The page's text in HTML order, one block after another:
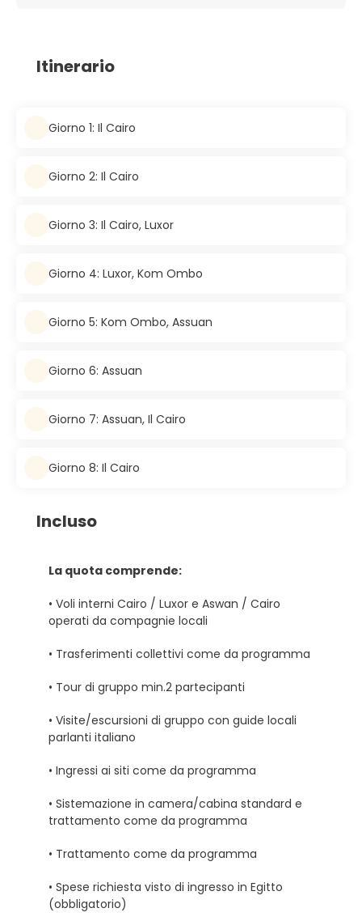
Itinerario
Giorno 1: Il Cairo
Giorno 2: Il Cairo
Giorno 3: Il Cairo, Luxor
Giorno 4: Luxor, Kom Ombo
Giorno 5: Kom Ombo, Assuan
Giorno 6: Assuan
Giorno 7: Assuan, Il Cairo
Giorno 8: Il Cairo
Incluso
La quota comprende:
• Voli interni Cairo / Luxor e Aswan / Cairo
operati da compagnie locali
• Trasferimenti collettivi come da programma
• Tour di gruppo min.2 partecipanti
• Visite/escursioni di gruppo con guide locali
parlanti italiano
• Ingressi ai siti come da programma
• Sistemazione in camera/cabina standard e
trattamento come da programma
• Trattamento come da programma
• Spese richiesta visto di ingresso in Egitto
(obbligatorio)